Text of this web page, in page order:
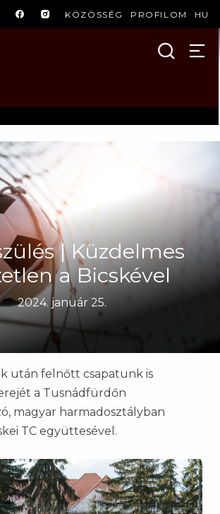
KÖZÖSSÉG PROFILOM HU
| Küzdelmes
a Bicskével
2024. január 25.
után felnőtt csapatunk is
a Tusnádfürdőn
magyar harmadosztályban
TC együttesével.